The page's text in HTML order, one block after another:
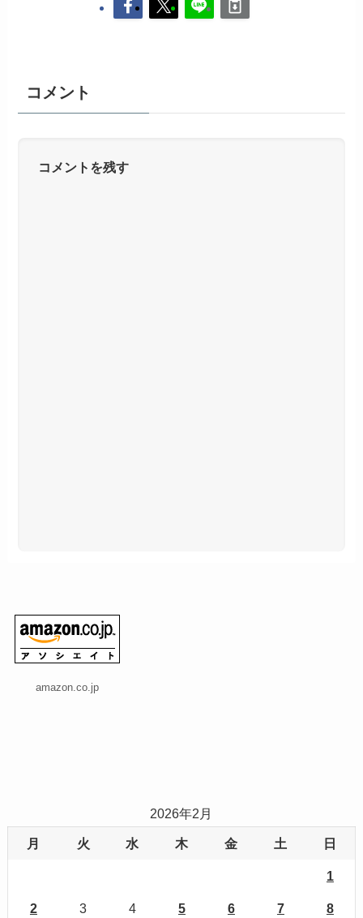
コメント
コメントを残す
amazon.co.jp
2026年2月
月 火 水 木 金 土 日
1
2 3 4 5 6 7 8